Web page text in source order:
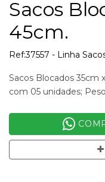
Sacos
45cm.
Ref:37557 - Linha
Sacos Blocados 35cm
com 05 unidades;